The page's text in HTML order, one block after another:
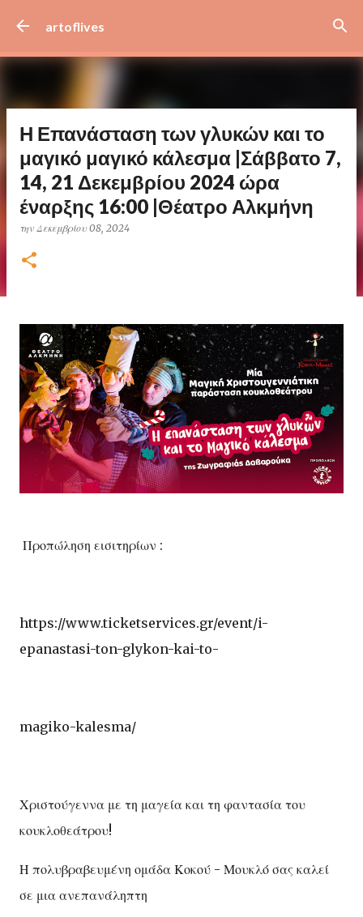
artoflives
Η Επανάσταση των γλυκών και το
μαγικό μαγικό κάλεσμα |Σάββατο 7,
14, 21 Δεκεμβρίου 2024 ώρα
έναρξης 16:00 |Θέατρο Αλκμήνη
την Δεκεμβρίου 08, 2024
Προπώληση εισιτηρίων :
https://www.ticketservices.gr/event/i-
epanastasi-ton-glykon-kai-to-
magiko-kalesma/
Χριστούγεννα με τη μαγεία και τη φαντασία του
κουκλοθεάτρου!
Η πολυβραβευμένη ομάδα Κοκού - Μουκλό σας καλεί
σε μια ανεπανάληπτη